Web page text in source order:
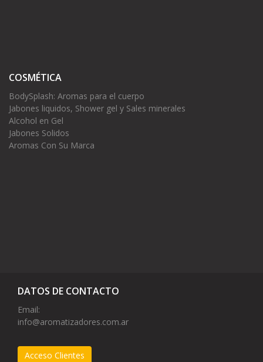
COSMÉTICA
BodySplash: Aromas para el cuerpo
Jabones liquidos, Shower gel y Sales minerales
Alcohol en Gel
Jabones Solidos
Aromas Con Su Marca
DATOS DE CONTACTO
Email:
info@aromatizadores.com.ar
Acceso Clientes